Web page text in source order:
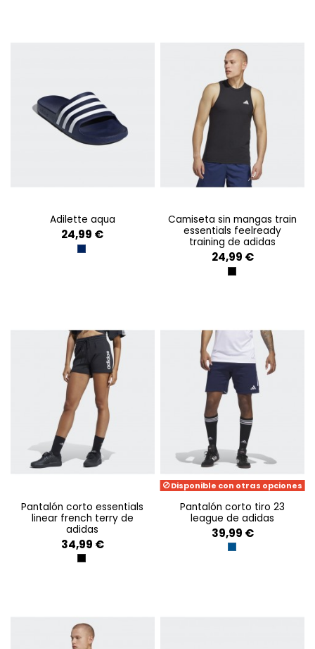
adilette aqua
24,99 €
AZUL OSCURO
camiseta sin mangas train
essentials feelready
training de adidas
24,99 €
BLACK
pantalón corto essentials
linear french terry de
adidas
34,99 €
BLACK
Disponible con otras opciones
pantalón corto tiro 23
league de adidas
39,99 €
DARK BLUE